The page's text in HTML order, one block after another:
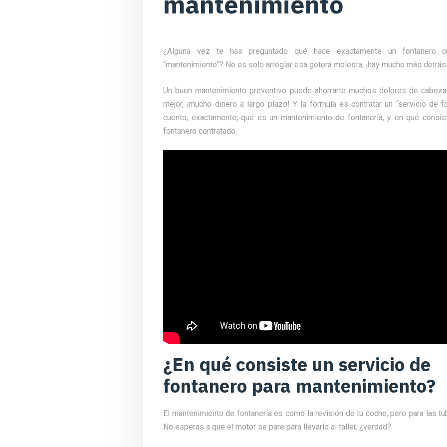
¿Alguna vez te has preguntado qué hace exactamente un fontanero
“mantenimiento”? No es solo arreglar esa gotera molesta, ¡hay mucho más detrás!
Un buen mantenimiento preventivo puede ahorrarte muchos dolores de
mejor, ¡mucho dinero a largo plazo! Y la fórmula es contratar un “servicio de
cuento, exactamente, qué es un mantenimiento de fontanería, y en qué
fontanero contratado.
¿En qué consiste un servicio de
fontanero para mantenimiento?
El mantenimiento de fontanería es como la revisión de tu coche, pero para las
No esperas a que el motor se pare para llevarlo al taller, ¿verdad?